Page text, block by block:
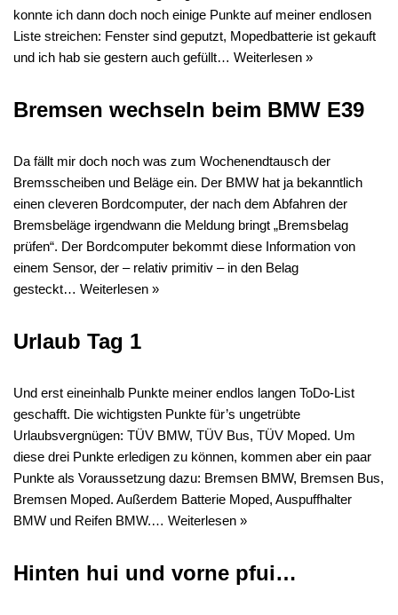
konnte ich dann doch noch einige Punkte auf meiner endlosen
Liste streichen: Fenster sind geputzt, Mopedbatterie ist gekauft
und ich hab sie gestern auch gefüllt… Weiterlesen »
Bremsen wechseln beim BMW E39
Da fällt mir doch noch was zum Wochenendtausch der
Bremsscheiben und Beläge ein. Der BMW hat ja bekanntlich
einen cleveren Bordcomputer, der nach dem Abfahren der
Bremsbeläge irgendwann die Meldung bringt „Bremsbelag
prüfen“. Der Bordcomputer bekommt diese Information von
einem Sensor, der – relativ primitiv – in den Belag
gesteckt… Weiterlesen »
Urlaub Tag 1
Und erst eineinhalb Punkte meiner endlos langen ToDo-List
geschafft. Die wichtigsten Punkte für’s ungetrübte
Urlaubsvergnügen: TÜV BMW, TÜV Bus, TÜV Moped. Um
diese drei Punkte erledigen zu können, kommen aber ein paar
Punkte als Voraussetzung dazu: Bremsen BMW, Bremsen Bus,
Bremsen Moped. Außerdem Batterie Moped, Auspuffhalter
BMW und Reifen BMW.… Weiterlesen »
Hinten hui und vorne pfui…